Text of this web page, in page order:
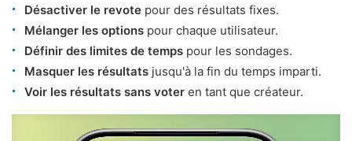
Désactiver le revote pour des résultats fixes.
Mélanger les options pour chaque utilisateur.
Définir des limites de temps pour les sondages.
Masquer les résultats jusqu'à la fin du temps imparti.
Voir les résultats sans voter en tant que créateur.